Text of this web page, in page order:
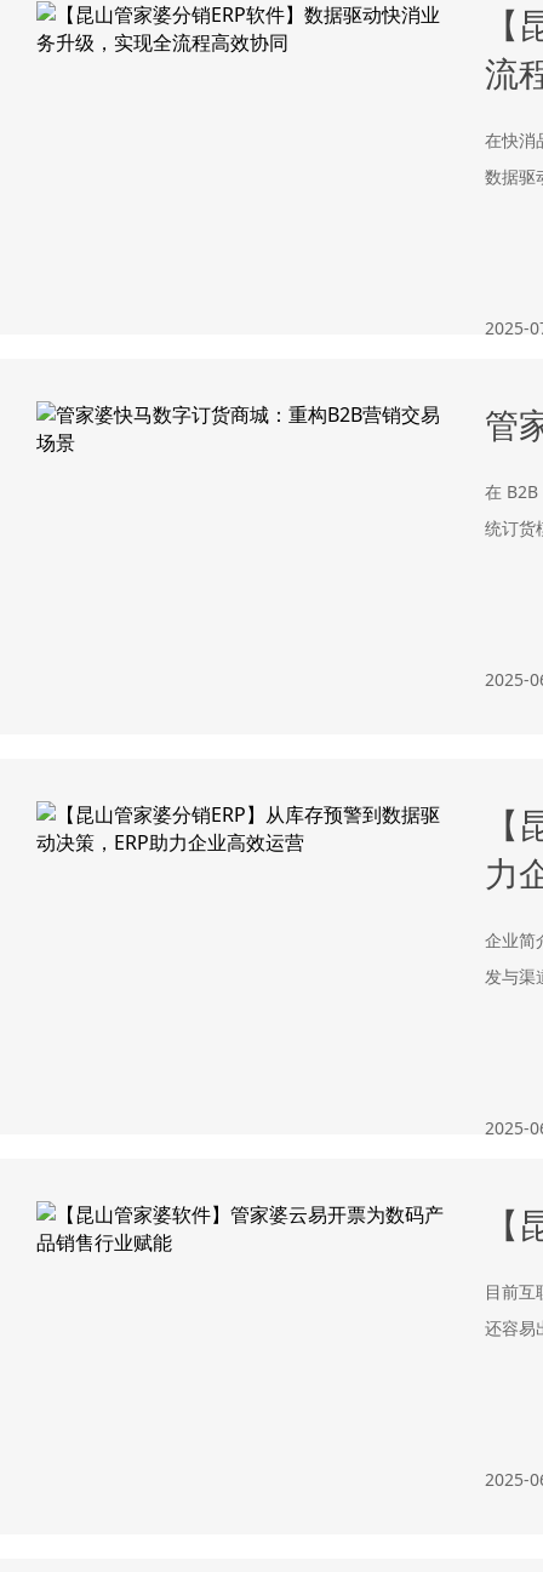
流
在快消
数据驱
2025-
管
在
统订货
2025-
力
企业简
发与渠
2025-
目前互
还容易
2025-